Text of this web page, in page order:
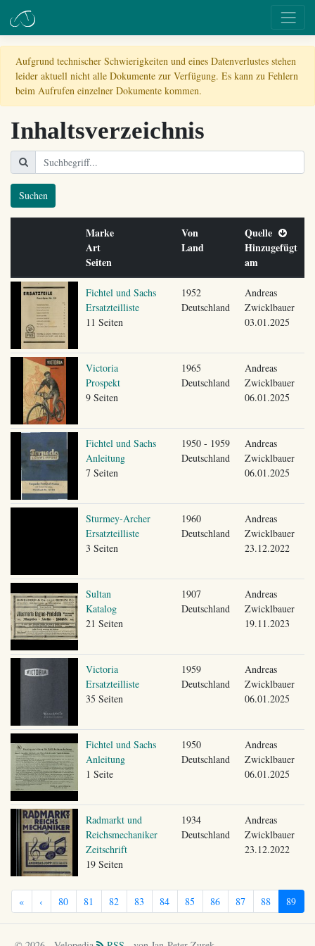
Aufgrund technischer Schwierigkeiten und eines Datenverlustes stehen
leider aktuell nicht alle Dokumente zur Verfügung. Es kann zu Fehlern
beim Aufrufen einzelner Dokumente kommen.
Inhaltsverzeichnis
Suchen
Marke
Art
Seiten
Von
Land
Quelle
Hinzugefügt
am
Fichtel und Sachs
Ersatzteilliste
11 Seiten
1952
Deutschland
Andreas
Zwicklbauer
03.01.2025
Victoria
Prospekt
9 Seiten
1965
Deutschland
Andreas
Zwicklbauer
06.01.2025
Fichtel und Sachs
Anleitung
7 Seiten
1950 - 1959
Deutschland
Andreas
Zwicklbauer
06.01.2025
Sturmey-Archer
Ersatzteilliste
3 Seiten
1960
Deutschland
Andreas
Zwicklbauer
23.12.2022
Sultan
Katalog
21 Seiten
1907
Deutschland
Andreas
Zwicklbauer
19.11.2023
Victoria
Ersatzteilliste
35 Seiten
1959
Deutschland
Andreas
Zwicklbauer
06.01.2025
Fichtel und Sachs
Anleitung
1 Seite
1950
Deutschland
Andreas
Zwicklbauer
06.01.2025
Radmarkt und
Reichsmechaniker
Zeitschrift
19 Seiten
1934
Deutschland
Andreas
Zwicklbauer
23.12.2022
« ‹ 80 81 82 83 84 85 86 87 88 89